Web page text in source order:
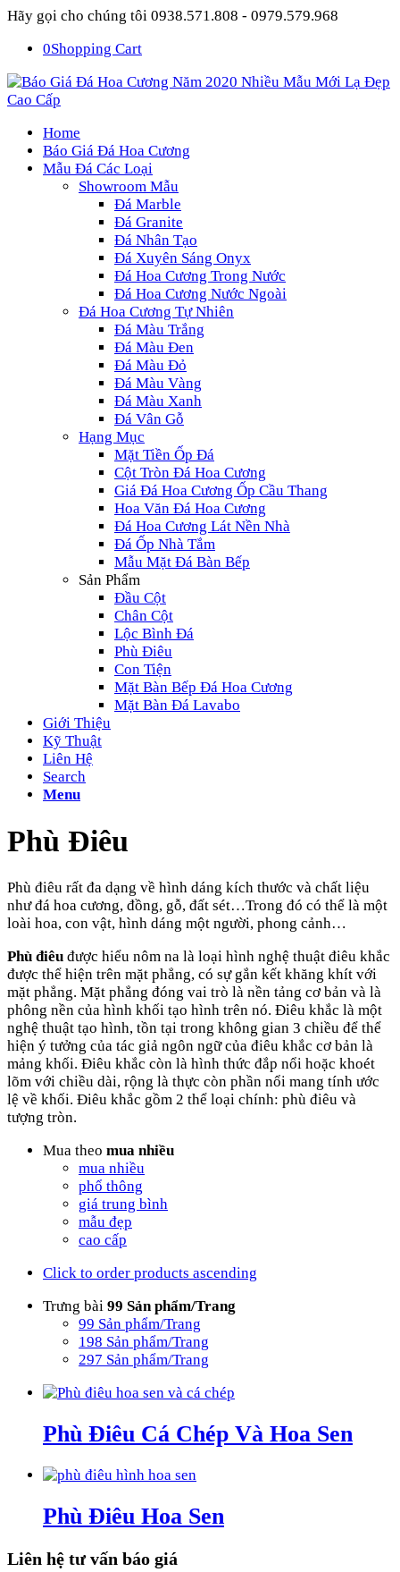
Hãy gọi cho chúng tôi 0938.571.808 - 0979.579.968
0Shopping Cart
Home
Báo Giá Đá Hoa Cương
Mẫu Đá Các Loại
Showroom Mẫu
Đá Marble
Đá Granite
Đá Nhân Tạo
Đá Xuyên Sáng Onyx
Đá Hoa Cương Trong Nước
Đá Hoa Cương Nước Ngoài
Đá Hoa Cương Tự Nhiên
Đá Màu Trắng
Đá Màu Đen
Đá Màu Đỏ
Đá Màu Vàng
Đá Màu Xanh
Đá Vân Gỗ
Hạng Mục
Mặt Tiền Ốp Đá
Cột Tròn Đá Hoa Cương
Giá Đá Hoa Cương Ốp Cầu Thang
Hoa Văn Đá Hoa Cương
Đá Hoa Cương Lát Nền Nhà
Đá Ốp Nhà Tắm
Mẫu Mặt Đá Bàn Bếp
Sản Phẩm
Đầu Cột
Chân Cột
Lộc Bình Đá
Phù Điêu
Con Tiện
Mặt Bàn Bếp Đá Hoa Cương
Mặt Bàn Đá Lavabo
Giới Thiệu
Kỹ Thuật
Liên Hệ
Search
Menu
Phù Điêu
Phù điêu rất đa dạng về hình dáng kích thước và chất liệu
như đá hoa cương, đồng, gỗ, đất sét…Trong đó có thể là một
loài hoa, con vật, hình dáng một người, phong cảnh…
Phù điêu được hiểu nôm na là loại hình nghệ thuật điêu khắc
được thể hiện trên mặt phẳng, có sự gắn kết khăng khít với
mặt phẳng. Mặt phẳng đóng vai trò là nền tảng cơ bản và là
phông nền của hình khối tạo hình trên nó. Điêu khắc là một
nghệ thuật tạo hình, tồn tại trong không gian 3 chiều để thể
hiện ý tưởng của tác giả ngôn ngữ của điêu khắc cơ bản là
mảng khối. Điêu khắc còn là hình thức đắp nổi hoặc khoét
lõm với chiều dài, rộng là thực còn phần nổi mang tính ước
lệ về khối. Điêu khắc gồm 2 thể loại chính: phù điêu và
tượng tròn.
Mua theo mua nhiều
mua nhiều
phổ thông
giá trung bình
mẫu đẹp
cao cấp
Click to order products ascending
Trưng bài 99 Sản phẩm/Trang
99 Sản phẩm/Trang
198 Sản phẩm/Trang
297 Sản phẩm/Trang
Phù Điêu Cá Chép Và Hoa Sen
Phù Điêu Hoa Sen
Liên hệ tư vấn báo giá